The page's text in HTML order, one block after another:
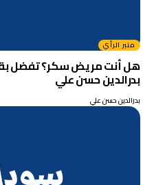
منبر الرأي
هل أنت مريض سكر؟ تفضل
بدرالدين حسن علي
بدرالدين حسن علي